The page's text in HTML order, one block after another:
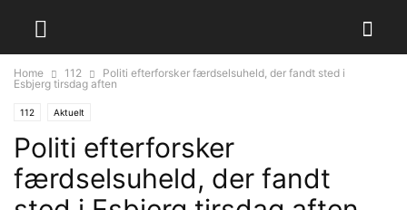
Home 112
Politi efterforsker færdselsuheld, der fandt sted i
Esbjerg tirsdag aften
112 Aktuelt
Politi efterforsker
færdselsuheld, der fandt